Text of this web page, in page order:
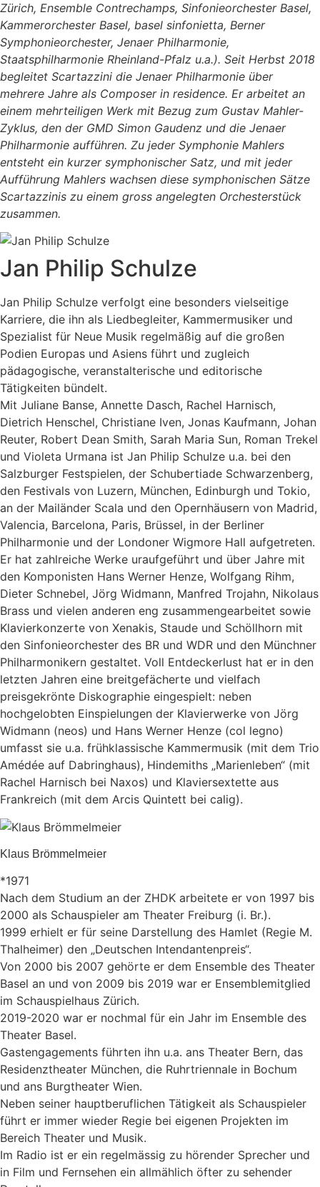
Zürich, Ensemble Contrechamps, Sinfonieorchester Basel,
Kammerorchester Basel, basel sinfonietta, Berner
Symphonieorchester, Jenaer Philharmonie,
Staatsphilharmonie Rheinland-Pfalz u.a.). Seit Herbst 2018
begleitet Scartazzini die Jenaer Philharmonie über
mehrere Jahre als Composer in residence. Er arbeitet an
einem mehrteiligen Werk mit Bezug zum Gustav Mahler-
Zyklus, den der GMD Simon Gaudenz und die Jenaer
Philharmonie aufführen. Zu jeder Symphonie Mahlers
entsteht ein kurzer symphonischer Satz, und mit jeder
Aufführung Mahlers wachsen diese symphonischen Sätze
Scartazzinis zu einem gross angelegten Orchesterstück
zusammen.
Jan Philip Schulze
Jan Philip Schulze verfolgt eine besonders vielseitige
Karriere, die ihn als Liedbegleiter, Kammermusiker und
Spezialist für Neue Musik regelmäßig auf die großen
Podien Europas und Asiens führt und zugleich
pädagogische, veranstalterische und editorische
Tätigkeiten bündelt.
Mit Juliane Banse, Annette Dasch, Rachel Harnisch,
Dietrich Henschel, Christiane Iven, Jonas Kaufmann, Johan
Reuter, Robert Dean Smith, Sarah Maria Sun, Roman Trekel
und Violeta Urmana ist Jan Philip Schulze u.a. bei den
Salzburger Festspielen, der Schubertiade Schwarzenberg,
den Festivals von Luzern, München, Edinburgh und Tokio,
an der Mailänder Scala und den Opernhäusern von Madrid,
Valencia, Barcelona, Paris, Brüssel, in der Berliner
Philharmonie und der Londoner Wigmore Hall aufgetreten.
Er hat zahlreiche Werke uraufgeführt und über Jahre mit
den Komponisten Hans Werner Henze, Wolfgang Rihm,
Dieter Schnebel, Jörg Widmann, Manfred Trojahn, Nikolaus
Brass und vielen anderen eng zusammengearbeitet sowie
Klavierkonzerte von Xenakis, Staude und Schöllhorn mit
den Sinfonieorchester des BR und WDR und den Münchner
Philharmonikern gestaltet. Voll Entdeckerlust hat er in den
letzten Jahren eine breitgefächerte und vielfach
preisgekrönte Diskographie eingespielt: neben
hochgelobten Einspielungen der Klavierwerke von Jörg
Widmann (neos) und Hans Werner Henze (col legno)
umfasst sie u.a. frühklassische Kammermusik (mit dem Trio
Amédée auf Dabringhaus), Hindemiths „Marienleben“ (mit
Rachel Harnisch bei Naxos) und Klaviersextette aus
Frankreich (mit dem Arcis Quintett bei calig).
Klaus Brömmelmeier
*1971
Nach dem Studium an der ZHDK arbeitete er von 1997 bis
2000 als Schauspieler am Theater Freiburg (i. Br.).
1999 erhielt er für seine Darstellung des Hamlet (Regie M.
Thalheimer) den „Deutschen Intendantenpreis“.
Von 2000 bis 2007 gehörte er dem Ensemble des Theater
Basel an und von 2009 bis 2019 war er Ensemblemitglied
im Schauspielhaus Zürich.
2019-2020 war er nochmal für ein Jahr im Ensemble des
Theater Basel.
Gastengagements führten ihn u.a. ans Theater Bern, das
Residenztheater München, die Ruhrtriennale in Bochum
und ans Burgtheater Wien.
Neben seiner hauptberuflichen Tätigkeit als Schauspieler
führt er immer wieder Regie bei eigenen Projekten im
Bereich Theater und Musik.
Im Radio ist er ein regelmässig zu hörender Sprecher und
in Film und Fernsehen ein allmählich öfter zu sehender